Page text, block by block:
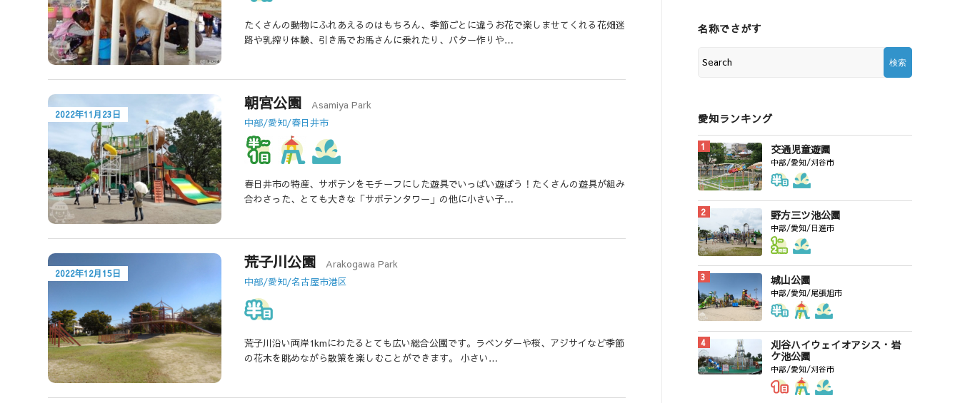
たくさんの動物にふれあえるのはもちろん、季節ごとに違うお花で楽しませてくれる花畑迷
路や乳搾り体験、引き馬でお馬さんに乗れたり、バター作りや…
2022年11月23日
朝宮公園
Asamiya Park
中部/愛知/春日井市
春日井市の特産、サボテンをモチーフにした遊具でいっぱい遊ぼう！たくさんの遊具が組み
合わさった、とても大きな「サボテンタワー」の他に小さい子…
2022年12月15日
荒子川公園
Arakogawa Park
中部/愛知/名古屋市港区
荒子川沿い両岸1kmにわたるとても広い総合公園です。ラベンダーや桜、アジサイなど季節
の花木を眺めながら散策を楽しむことができます。 小さい…
名称でさがす
愛知ランキング
交通児童遊園
中部/愛知/刈谷市
野方三ツ池公園
中部/愛知/日進市
城山公園
中部/愛知/尾張旭市
刈谷ハイウェイオアシス・岩
ケ池公園
中部/愛知/刈谷市